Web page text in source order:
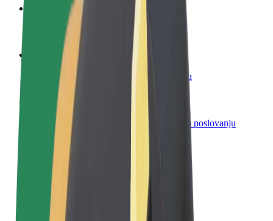
Dodaj restoran ili trgovinu
Dosegni više kupaca i povećaj zaradu
Registriraj se kao vlasnik flote
Dodaj svoju flotu na Bolt i povećaj zaradu
Bolt for Business
Bolt proizvodi i usluge prilagođeni tvojem poslovanju